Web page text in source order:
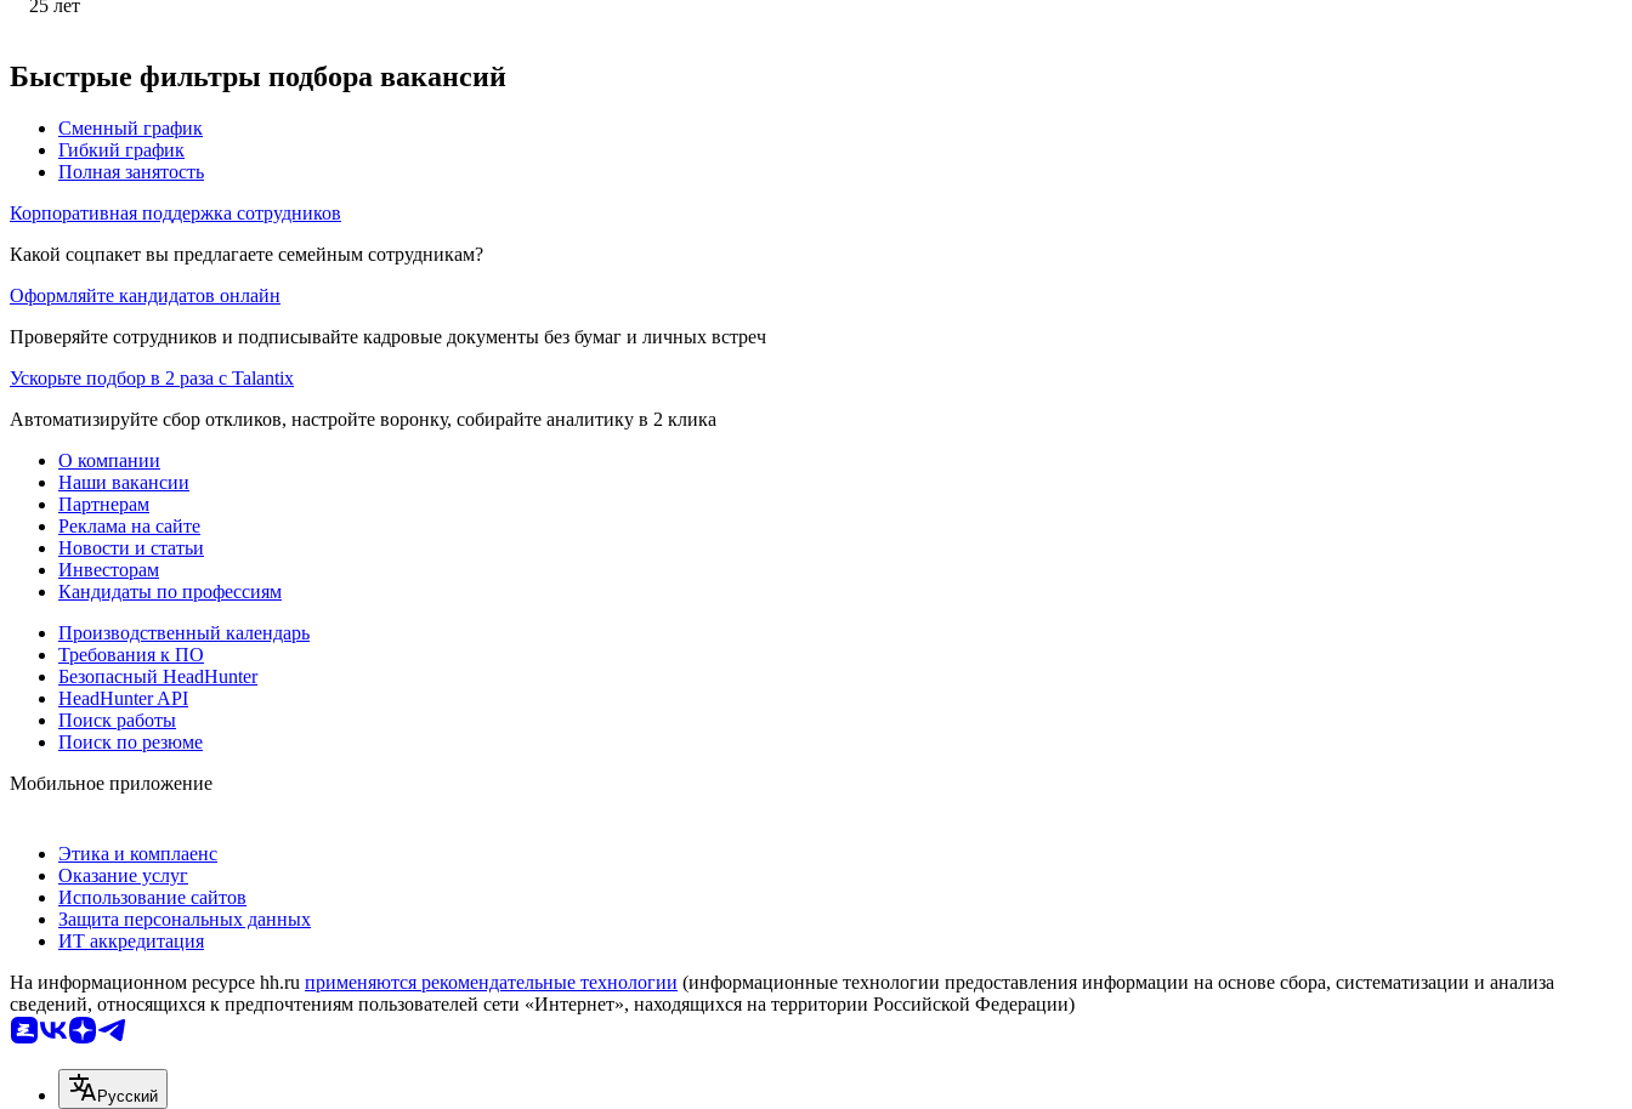
25 лет
Быстрые фильтры подбора вакансий
Сменный график
Гибкий график
Полная занятость
Корпоративная поддержка сотрудников
Какой соцпакет вы предлагаете семейным сотрудникам?
Оформляйте кандидатов онлайн
Проверяйте сотрудников и подписывайте кадровые документы без бумаг и личных встреч
Ускорьте подбор в 2 раза с Talantix
Автоматизируйте сбор откликов, настройте воронку, собирайте аналитику в 2 клика
О компании
Наши вакансии
Партнерам
Реклама на сайте
Новости и статьи
Инвесторам
Кандидаты по профессиям
Производственный календарь
Требования к ПО
Безопасный HeadHunter
HeadHunter API
Поиск работы
Поиск по резюме
Мобильное приложение
Этика и комплаенс
Оказание услуг
Использование сайтов
Защита персональных данных
ИТ аккредитация
На информационном ресурсе hh.ru применяются рекомендательные технологии (информационные технологии предоставления информации на основе сбора, систематизации и анализа
сведений, относящихся к предпочтениям пользователей сети «Интернет», находящихся на территории Российской Федерации)
Русский